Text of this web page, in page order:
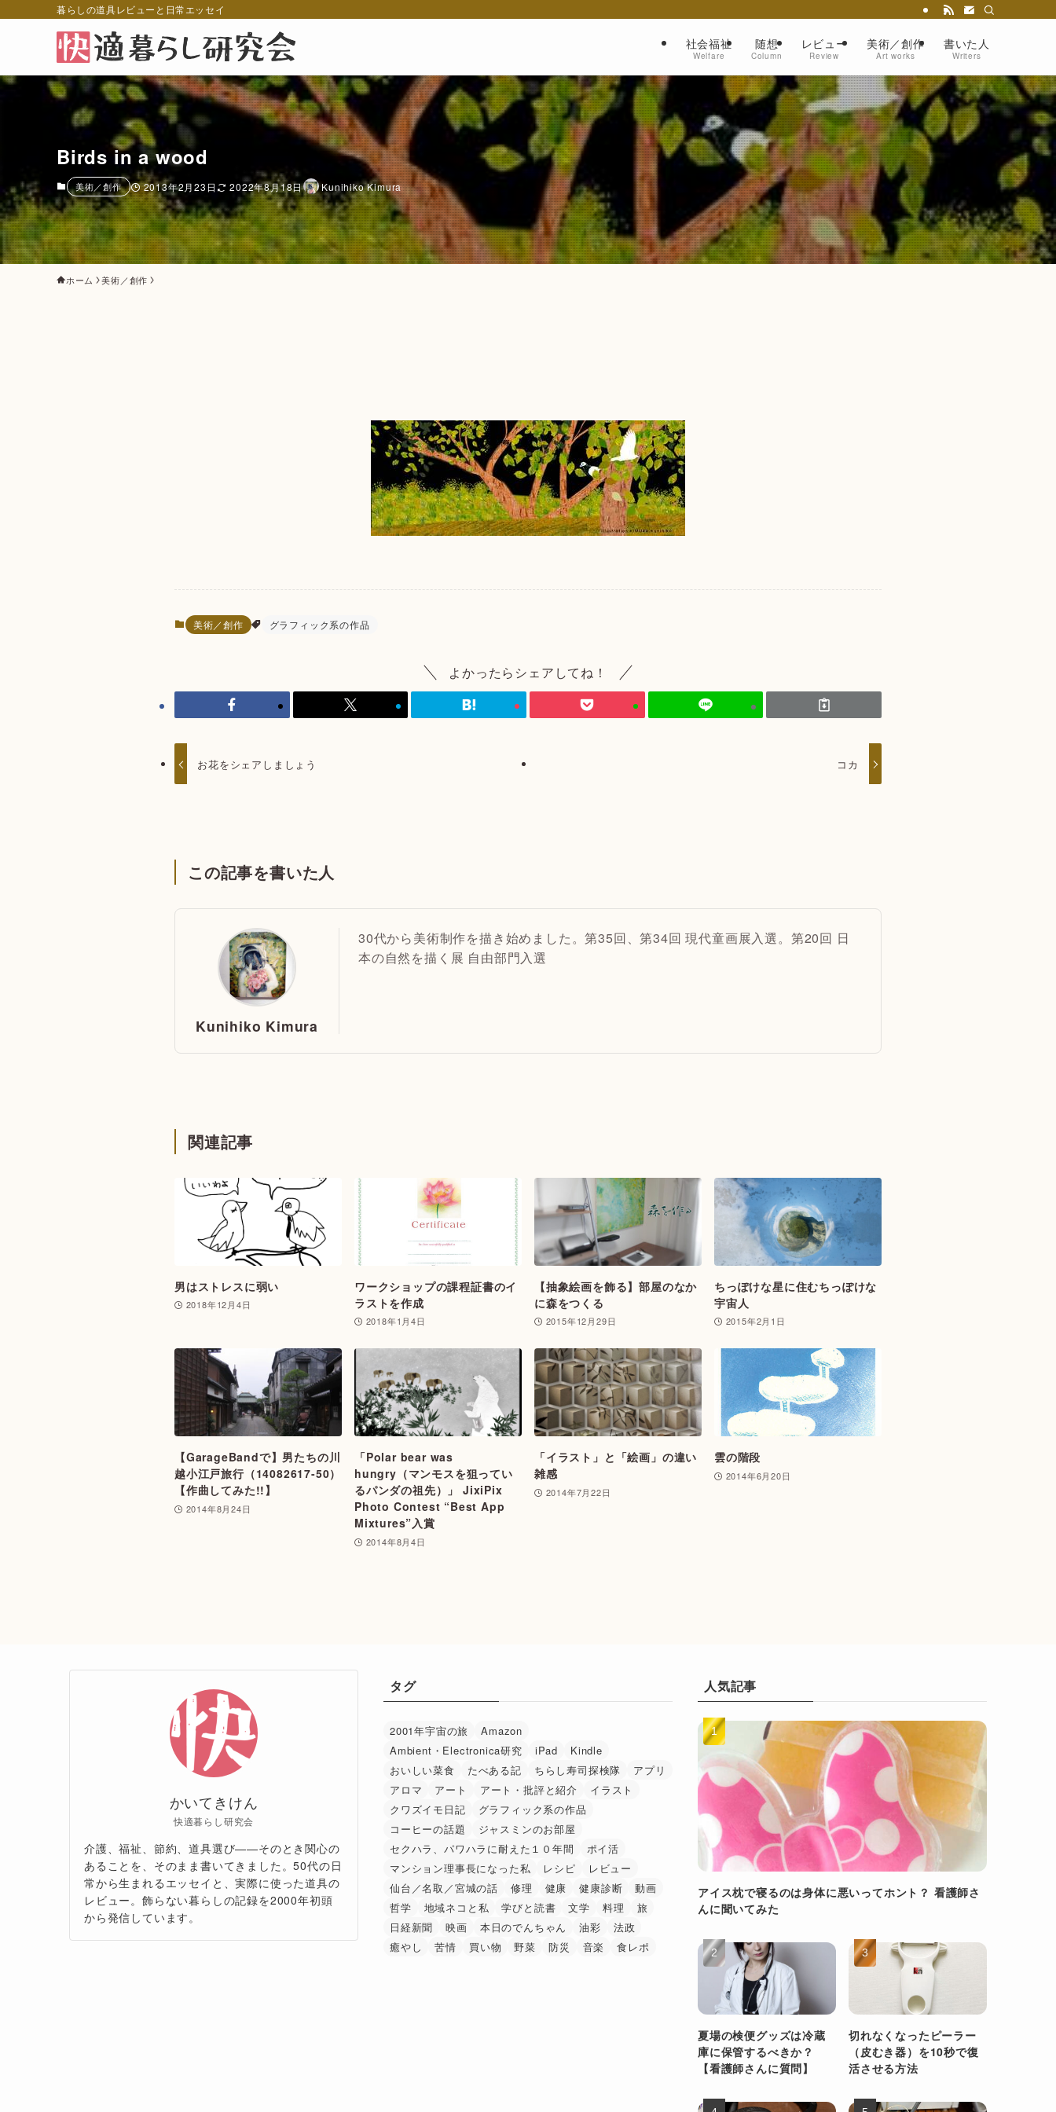
暮らしの道具レビューと日常エッセイ
社会福祉
Welfare
随想
Column
レビュー
Review
美術／創作
Art works
書いた人
Writers
Birds in a wood
美術／創作 2013年2月23日 2022年8月18日 Kunihiko Kimura
ホーム 美術／創作
美術／創作 グラフィック系の作品
よかったらシェアしてね！
お花をシェアしましょう コカ
この記事を書いた人
Kunihiko Kimura
30代から美術制作を描き始めました。第35回、第34回 現代童画展入選。第20回 日
本の自然を描く展 自由部門入選
関連記事
男はストレスに弱い
2018年12月4日
ワークショップの課程証書のイ
ラストを作成
2018年1月4日
【抽象絵画を飾る】部屋のなか
に森をつくる
2015年12月29日
ちっぽけな星に住むちっぽけな
宇宙人
2015年2月1日
【GarageBandで】男たちの川
越小江戸旅行（14082617-50）
【作曲してみた!!】
2014年8月24日
「Polar bear was
hungry（マンモスを狙ってい
るパンダの祖先）」 JixiPix
Photo Contest “Best App
Mixtures”入賞
2014年8月4日
「イラスト」と「絵画」の違い
雑感
2014年7月22日
雲の階段
2014年6月20日
かいてきけん
快適暮らし研究会
介護、福祉、節約、道具選び——そのとき関心の
あることを、そのまま書いてきました。50代の日
常から生まれるエッセイと、実際に使った道具の
レビュー。飾らない暮らしの記録を2000年初頭
から発信しています。
タグ
2001年宇宙の旅
Amazon
Ambient・Electronica研究
iPad
Kindle
おいしい菜食
たべある記 ちらし寿司探検隊
アプリ
アロマ
アート アート・批評と紹介
イラスト
クワズイモ日記
グラフィック系の作品
コーヒーの話題
ジャスミンのお部屋
セクハラ、パワハラに耐えた１０年間
ポイ活
マンション理事長になった私
レシピ
レビュー
仙台／名取／宮城の話
修理 健康 健康診断
動画
哲学
地域ネコと私 学びと読書 文学 料理
旅
日経新聞
映画 本日のでんちゃん 油彩
法政
癒やし
苦情 買い物 野菜 防災 音楽 食レポ
人気記事
アイス枕で寝るのは身体に悪いってホント？ 看護師さ
んに聞いてみた
夏場の検便グッズは冷蔵
庫に保管するべきか？
【看護師さんに質問】
切れなくなったピーラー
（皮むき器）を10秒で復
活させる方法